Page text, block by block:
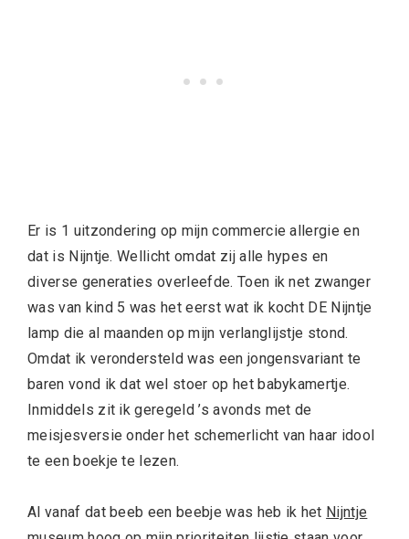
Er is 1 uitzondering op mijn commercie allergie en
dat is Nijntje. Wellicht omdat zij alle hypes en
diverse generaties overleefde. Toen ik net zwanger
was van kind 5 was het eerst wat ik kocht DE Nijntje
lamp die al maanden op mijn verlanglijstje stond.
Omdat ik verondersteld was een jongensvariant te
baren vond ik dat wel stoer op het babykamertje.
Inmiddels zit ik geregeld ’s avonds met de
meisjesversie onder het schemerlicht van haar idool
te een boekje te lezen.
Al vanaf dat beeb een beebje was heb ik het Nijntje